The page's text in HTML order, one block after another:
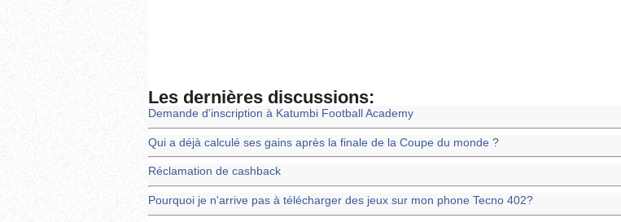
Les dernières discussions:
Demande d'inscription à Katumbi Football Academy
Qui a déjà calculé ses gains après la finale de la Coupe du monde ?
Réclamation de cashback
Pourquoi je n'arrive pas à télécharger des jeux sur mon phone Tecno 402?